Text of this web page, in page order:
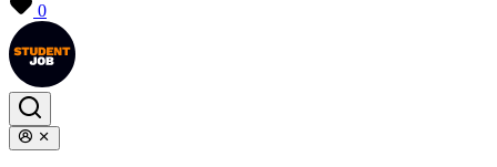
0